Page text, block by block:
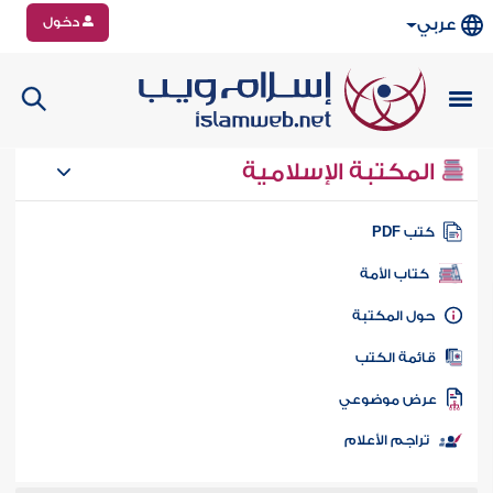
عربي دخول
المكتبة الإسلامية
كتب PDF
كتاب الأمة
المكتبة
الكتب
موضوعي